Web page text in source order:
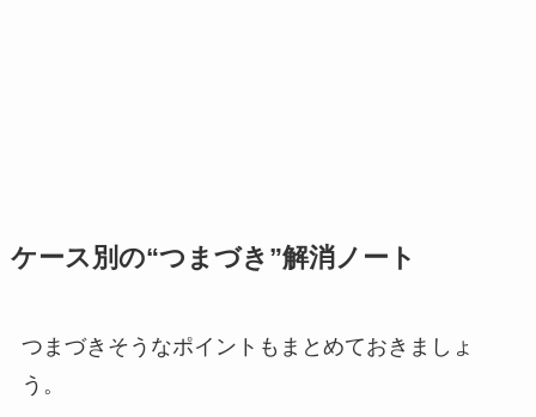
ケース別の“つまづき”解消ノート
つまづきそうなポイントもまとめておきましょ
う。